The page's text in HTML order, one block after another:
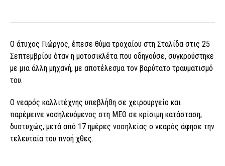
Ο άτυχος Γιώργος, έπεσε θύμα τροχαίου στη Σταλίδα στις 25
Σεπτεμβρίου όταν η μοτοσικλέτα που οδηγούσε, συγκρούστηκε
με μια άλλη μηχανή, με αποτέλεσμα τον βαρύτατο τραυματισμό
του.
Ο νεαρός καλλιτέχνης υπεβλήθη σε χειρουργείο και
παρέμεινε νοσηλευόμενος στη ΜΕΘ σε κρίσιμη κατάσταση,
δυστυχώς, μετά από 17 ημέρες νοσηλείας o νεαρός άφησε την
τελευταία του πνοή χθες.